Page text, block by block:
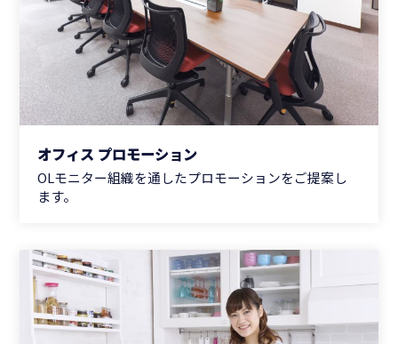
オフィス プロモーション
OLモニター組織を通したプロモーションをご提案し
ます。